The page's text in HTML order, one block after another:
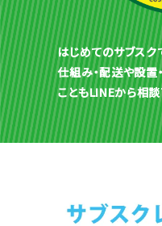
はじめてのサブスク
仕組み・配送や設置
こともLINEから相談